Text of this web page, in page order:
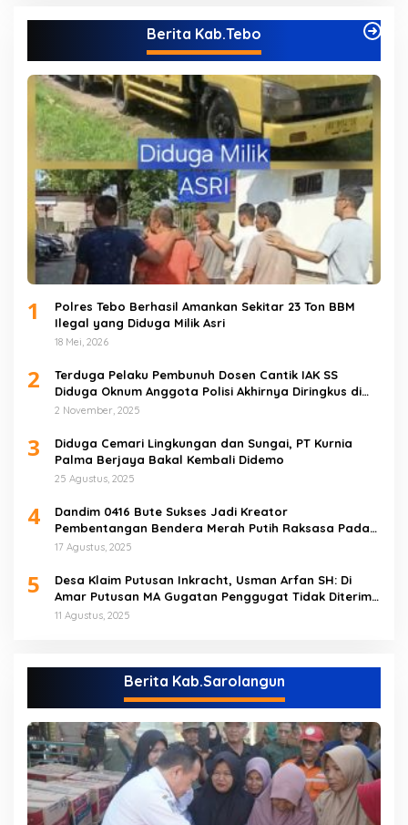
Berita Kab.Tebo
1
Polres Tebo Berhasil Amankan Sekitar 23 Ton BBM
Ilegal yang Diduga Milik Asri
18 Mei, 2026
2
Terduga Pelaku Pembunuh Dosen Cantik IAK SS
Diduga Oknum Anggota Polisi Akhirnya Diringkus di
Tebo Tengah
2 November, 2025
3
Diduga Cemari Lingkungan dan Sungai, PT Kurnia
Palma Berjaya Bakal Kembali Didemo
25 Agustus, 2025
4
Dandim 0416 Bute Sukses Jadi Kreator
Pembentangan Bendera Merah Putih Raksasa Pada
Peringatan HUT RI ke 80 di Tebo
17 Agustus, 2025
5
Desa Klaim Putusan Inkracht, Usman Arfan SH: Di
Amar Putusan MA Gugatan Penggugat Tidak Diterima
(NO)
11 Agustus, 2025
Berita Kab.Sarolangun